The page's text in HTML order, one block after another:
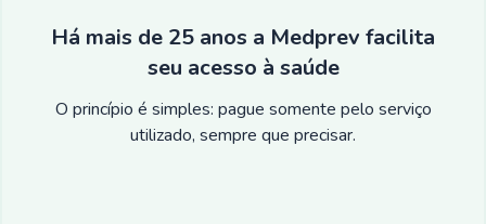
Há mais de 25 anos a Medprev facilita
seu acesso à saúde
O princípio é simples: pague somente pelo serviço
utilizado, sempre que precisar.